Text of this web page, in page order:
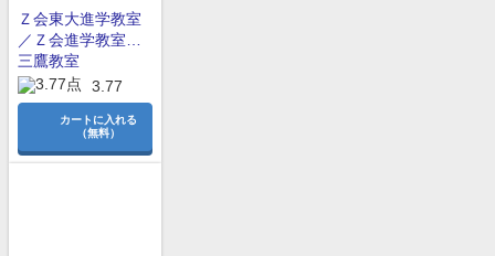
Ｚ会東大進学教室
／Ｚ会進学教室
大学受験部
三鷹教室
3.77
カートに入れる
（無料）